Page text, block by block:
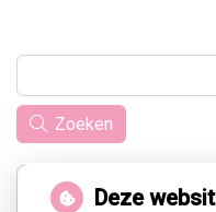
Zoeken
Adresgegevens
Deze